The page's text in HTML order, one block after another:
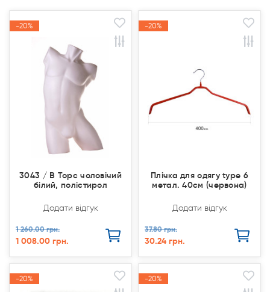
-20%
-20%
3043 / В Торс чоловічий
білий, полістирол
Додати відгук
1 260.00 грн.
1 008.00 грн.
-20%
-20%
Плічка для одягу type 6
метал. 40см (червона)
Додати відгук
37.80 грн.
30.24 грн.
-20%
-20% -20%
-20%